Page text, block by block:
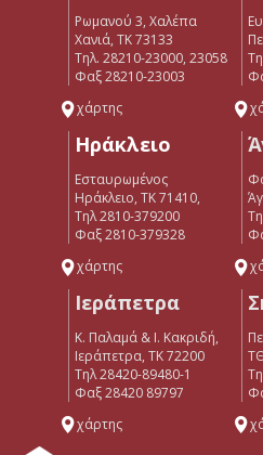
Ρωμανού 3, Χαλέπα
Χανιά, ΤΚ 73133
Τηλ. 28210-23000, 23058
Φαξ 28210-23003
χάρτης
Ηράκλειο
Εσταυρωμένος
Ηράκλειο, ΤΚ 71410,
Τηλ 2810-379200
Φαξ 2810-379328
χάρτης
Ιεράπετρα
Κ. Παλαμά & Ι. Κακριδή,
Ιεράπετρα, ΤΚ 72200
Tηλ 28420-89480-1
Φαξ 28420 89797
χάρτης